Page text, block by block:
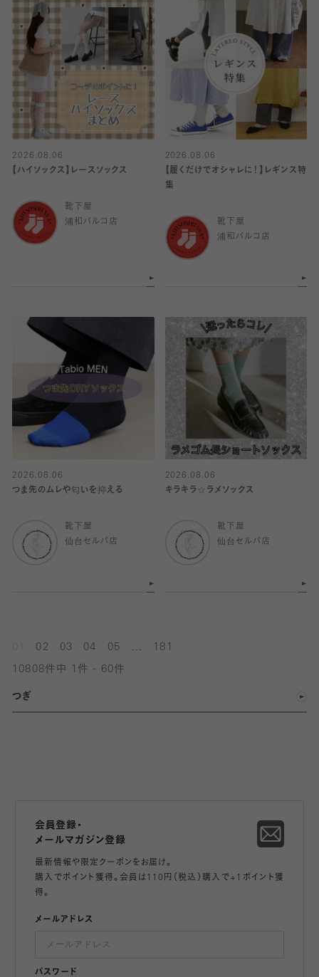
2026.08.06
【ハイソックス】レースソックス
靴下屋
浦和パルコ店
2026.08.06
【履くだけでオシャレに！】レギンス特
集
靴下屋
浦和パルコ店
2026.08.06
つま先のムレや匂いを抑える
靴下屋
仙台セルバ店
2026.08.06
キラキラ☆ラメソックス
靴下屋
仙台セルバ店
02 03 04 05 181
10808件中 1件 - 60件
つぎ
会員登録・
メールマガジン登録
最新情報や限定クーポンをお届け。
購入でポイント獲得。会員は110円（税込）購入で+1ポイント獲
得。
メールアドレス
パスワード